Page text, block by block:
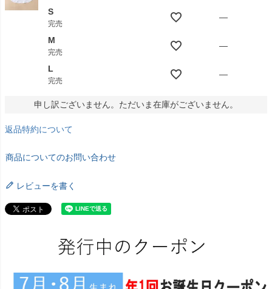
S
完売
—
M
完売
—
L
完売
—
申し訳ございません。ただいま在庫がございません。
返品特約について
商品についてのお問い合わせ
レビューを書く